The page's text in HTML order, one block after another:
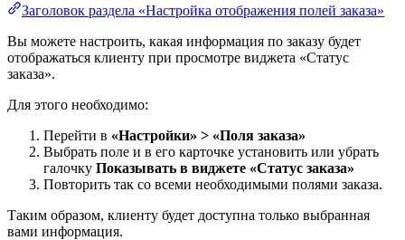
Заголовок раздела «Настройка отображения полей заказа»
Вы можете настроить, какая информация по заказу будет
отображаться клиенту при просмотре виджета «Статус
заказа».
Для этого необходимо:
Перейти в «Настройки» > «Поля заказа»
Выбрать поле и в его карточке установить или убрать
галочку Показывать в виджете «Статус заказа»
Повторить так со всеми необходимыми полями заказа.
Таким образом, клиенту будет доступна только выбранная
вами информация.